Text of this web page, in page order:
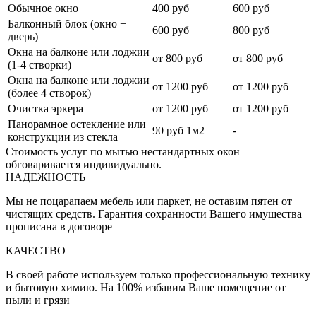
Обычное окно
400 руб
600 руб
Балконный блок (окно +
дверь)
600 руб
800 руб
Окна на балконе или лоджии
(1-4 створки)
от 800 руб
от 800 руб
Окна на балконе или лоджии
(более 4 створок)
от 1200 руб
от 1200 руб
Очистка эркера
от 1200 руб
от 1200 руб
Панорамное остекление или
конструкции из стекла
90 руб 1м2
-
Стоимость услуг по мытью нестандартных окон
обговаривается индивидуально.
НАДЕЖНОСТЬ
Мы не поцарапаем мебель или паркет, не оставим пятен от
чистящих средств. Гарантия сохранности Вашего имущества
прописана в договоре
КАЧЕСТВО
В своей работе используем только профессиональную технику
и бытовую химию. На 100% избавим Ваше помещение от
пыли и грязи